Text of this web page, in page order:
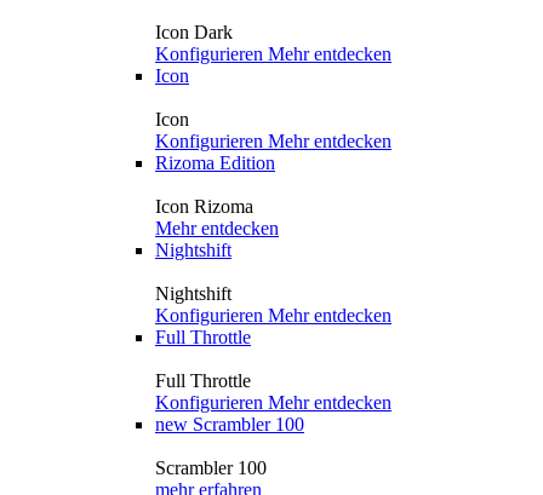
Icon Dark
Konfigurieren Mehr entdecken
Icon
Icon
Konfigurieren Mehr entdecken
Rizoma Edition
Icon Rizoma
Mehr entdecken
Nightshift
Nightshift
Konfigurieren Mehr entdecken
Full Throttle
Full Throttle
Konfigurieren Mehr entdecken
new Scrambler 100
Scrambler 100
mehr erfahren